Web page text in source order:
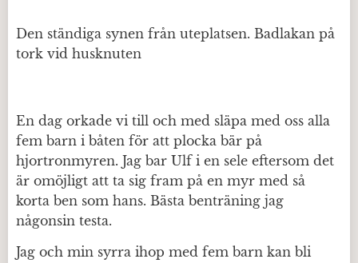
Den ständiga synen från uteplatsen. Badlakan på
tork vid husknuten
En dag orkade vi till och med släpa med oss alla
fem barn i båten för att plocka bär på
hjortronmyren. Jag bar Ulf i en sele eftersom det
är omöjligt att ta sig fram på en myr med så
korta ben som hans. Bästa benträning jag
någonsin testa.
Jag och min syrra ihop med fem barn kan bli